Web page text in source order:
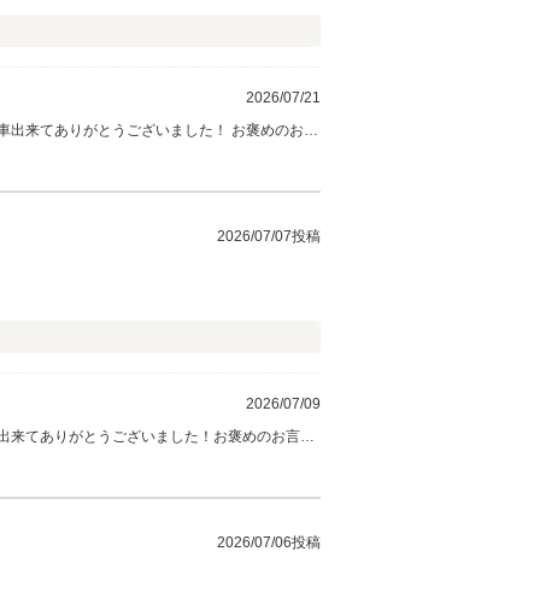
2026/07/21
来てありがとうございました！ お褒めのお言
2026/07/07投稿
2026/07/09
てありがとうございました！お褒めのお言
2026/07/06投稿